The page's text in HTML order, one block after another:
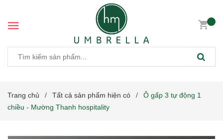
Trang chủ / Tất cả sản phẩm hiện có /
Ô gấp 3 tự động 1
chiều - Mường Thanh hospitality